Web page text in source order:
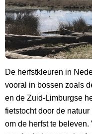
De herfstkleuren in
vooral in bossen zoals
en de Zuid-Limburgse
fietstocht door de
om de herfst te